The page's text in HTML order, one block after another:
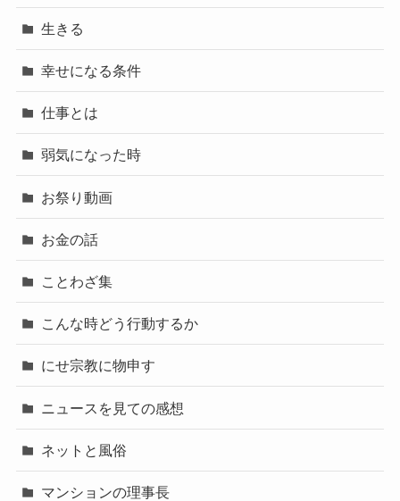
生きる
幸せになる条件
仕事とは
弱気になった時
お祭り動画
お金の話
ことわざ集
こんな時どう行動するか
にせ宗教に物申す
ニュースを見ての感想
ネットと風俗
マンションの理事長